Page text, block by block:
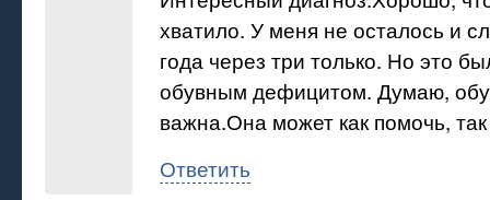
хватило. У меня не осталось и
года через три только. Но это
обувным дефицитом. Думаю,
важна.Она может как помочь,
Ответить